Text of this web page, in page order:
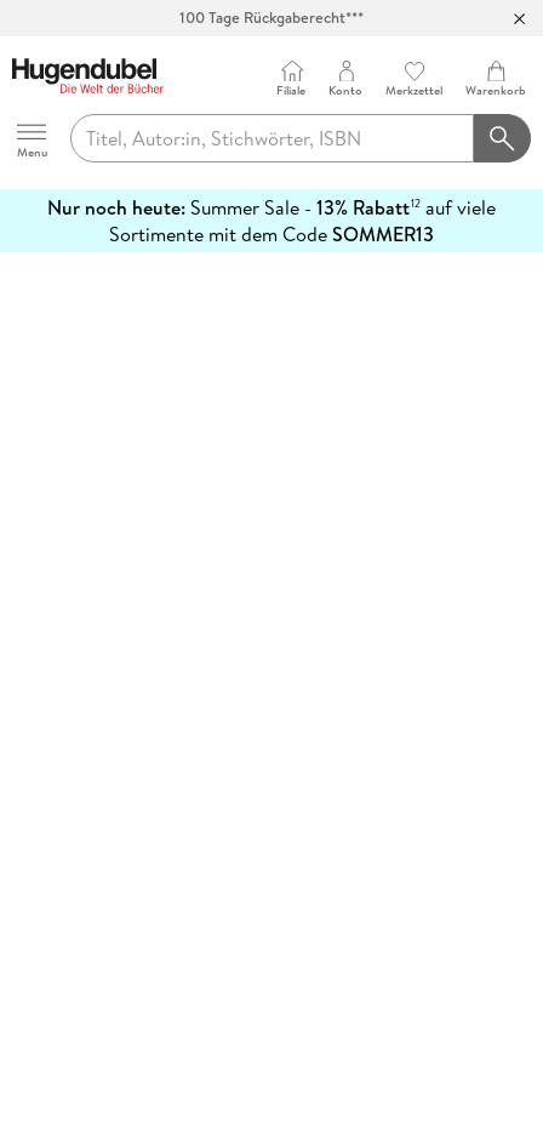
100 Tage Rückgaberecht***
Hugendubel
Menu
Filiale Konto Merkzettel Warenkorb
Nur noch heute: Summer Sale - 13% Rabatt12 auf viele
Sortimente mit dem CodeSOMMER13
erfahren